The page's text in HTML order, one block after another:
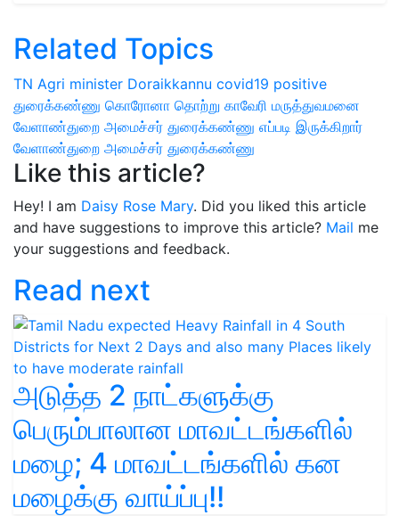
Related Topics
TN Agri minister Doraikkannu covid19 positive
துரைக்கண்ணு கொரோனா தொற்று காவேரி மருத்துவமனை
வேளாண்துறை அமைச்சர் துரைக்கண்ணு எப்படி இருக்கிறார்
வேளாண்துறை அமைச்சர் துரைக்கண்ணு
Like this article?
Hey! I am Daisy Rose Mary. Did you liked this article
and have suggestions to improve this article? Mail me
your suggestions and feedback.
Read next
அடுத்த 2 நாட்களுக்கு
பெரும்பாலான மாவட்டங்களில்
மழை; 4 மாவட்டங்களில் கன
மழைக்கு வாய்ப்பு!!